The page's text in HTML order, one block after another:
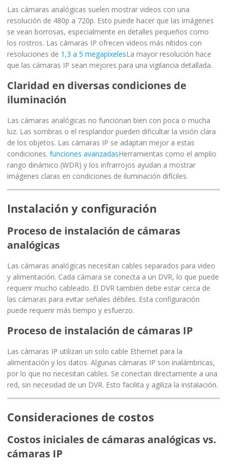
Las cámaras analógicas suelen mostrar videos con una
resolución de 480p a 720p. Esto puede hacer que las imágenes
se vean borrosas, especialmente en detalles pequeños como
los rostros. Las cámaras IP ofrecen videos más nítidos con
resoluciones de 1,3 a 5 megapíxelesLa mayor resolución hace
que las cámaras IP sean mejores para una vigilancia detallada.
Claridad en diversas condiciones de
iluminación
Las cámaras analógicas no funcionan bien con poca o mucha
luz. Las sombras o el resplandor pueden dificultar la visión clara
de los objetos. Las cámaras IP se adaptan mejor a estas
condiciones. funciones avanzadasHerramientas como el amplio
rango dinámico (WDR) y los infrarrojos ayudan a mostrar
imágenes claras en condiciones de iluminación difíciles.
Instalación y configuración
Proceso de instalación de cámaras
analógicas
Las cámaras analógicas necesitan cables separados para video
y alimentación. Cada cámara se conecta a un DVR, lo que puede
requerir mucho cableado. El DVR también debe estar cerca de
las cámaras para evitar señales débiles. Esta configuración
puede requerir más tiempo y esfuerzo.
Proceso de instalación de cámaras IP
Las cámaras IP utilizan un solo cable Ethernet para la
alimentación y los datos. Algunas cámaras IP son inalámbricas,
por lo que no necesitan cables. Se conectan directamente a una
red, sin necesidad de un DVR. Esto facilita y agiliza la instalación.
Consideraciones de costos
Costos iniciales de cámaras analógicas vs.
cámaras IP